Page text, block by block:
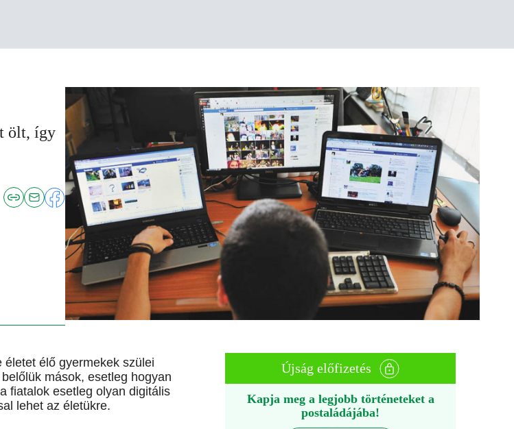
ölt, így
élő gyermekek szülei
mások, esetleg hogyan
fiatalok esetleg olyan digitális
lehet az életükre.
Újság előfizetés
Kapja meg a legjobb történeteket a
postaládájába!